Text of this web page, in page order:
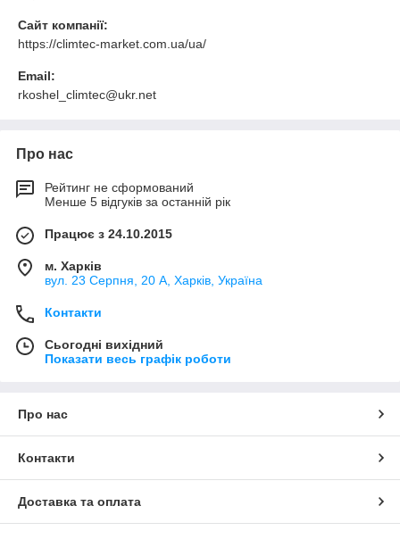
Сайт компанії:
https://climtec-market.com.ua/ua/
Email:
rkoshel_climtec@ukr.net
Про нас
Рейтинг не сформований
Менше 5 відгуків за останній рік
Працює з 24.10.2015
м. Харків
вул. 23 Серпня, 20 А, Харків, Україна
Контакти
Сьогодні вихідний
Показати весь графік роботи
Про нас
Контакти
Доставка та оплата